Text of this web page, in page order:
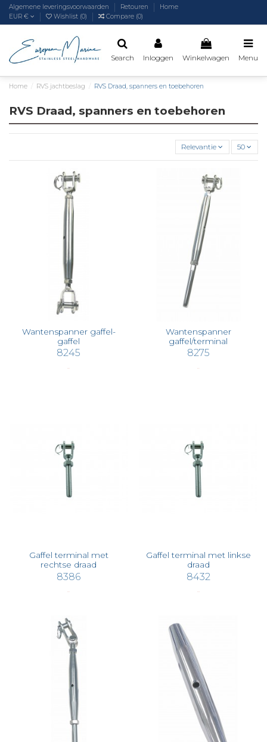
Algemene leveringsvoorwaarden Retouren
Home
EUR €
Wishlist (0) Compare (0)
Search Inloggen Winkelwagen Menu
Home RVS jachtbeslag RVS Draad, spanners en toebehoren
RVS Draad, spanners en toebehoren
Relevantie 50
Wantenspanner gaffel-
gaffel
8245
Wantenspanner
gaffel/terminal
8275
Gaffel terminal met
rechtse draad
8386
Gaffel terminal met linkse
draad
8432